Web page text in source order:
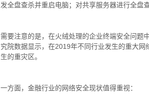
发全盘查杀并重启电脑；对共享服务器进行全盘查
需要注意的是，在火绒处理的企业终端安全问题
究院数据显示，在2019年不同行业发生的重大网
生的重灾区。
一方面，金融行业的网络安全现状值得重视：